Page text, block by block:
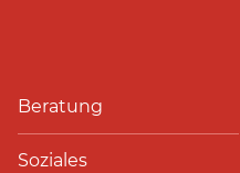
Beratung
Soziales